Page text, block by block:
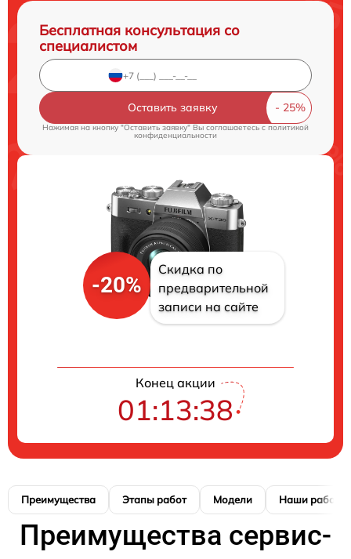
Бесплатная консультация со
специалистом
Оставить заявку
Нажимая на кнопку "Оставить заявку" Вы соглашаетесь c политикой
конфиденциальности
-20%
Скидка по
предварительной
записи на сайте
Конец акции
01:13:37
Преимущества Этапы работ Модели Наши работы
Преимущества сервис-